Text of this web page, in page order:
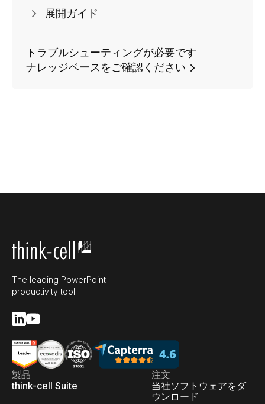
展開ガイド
トラブルシューティングが必要です
ナレッジベースをご確認ください
The leading PowerPoint
productivity tool
製品
think-cell Suite
注文
当社ソフトウェアをダ
ウンロード